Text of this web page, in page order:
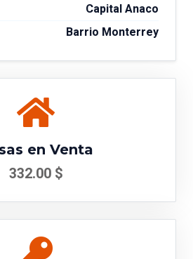
Capital Anaco
Barrio Monterrey
en Venta
332.00 $